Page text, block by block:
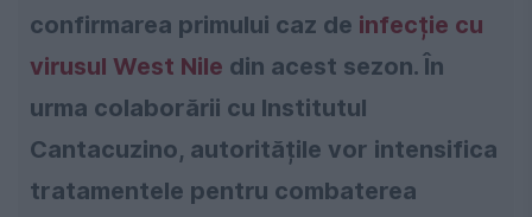
confirmarea primului caz de infecție cu
virusul West Nile din acest sezon. În
urma colaborării cu Institutul
Cantacuzino, autoritățile vor intensifica
tratamentele pentru combaterea